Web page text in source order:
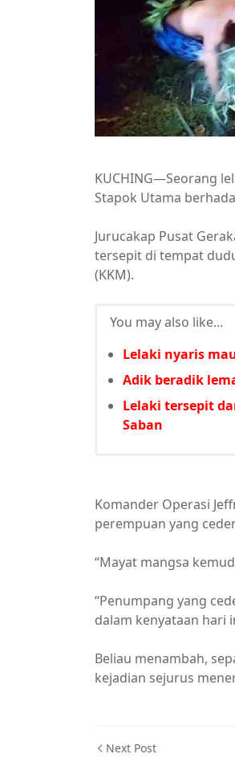
KUCHING—Seorang
Stapok Utama
Jurucakap Pusat
tersepit di tempat
(KKM).
You may also like...
Lelaki nyaris
Adik beradik
Lelaki tersepit
Saban
Komander Operasi
perempuan yang
“Mayat mangsa
“Penumpang yang
dalam kenyataan hari
Beliau menambah,
kejadian sejurus
Next Post